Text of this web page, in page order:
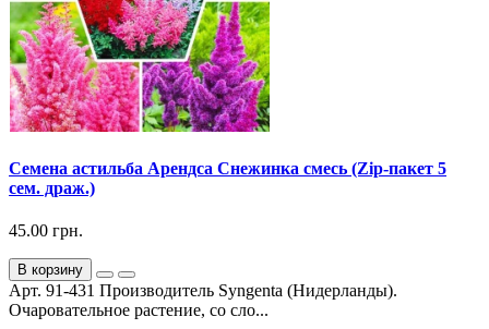
Семена астильба Арендса Снежинка смесь (Zip-пакет 5
сем. драж.)
45.00 грн.
В корзину
Арт. 91-431 Производитель Syngenta (Нидерланды).
Очаровательное растение, со сло...